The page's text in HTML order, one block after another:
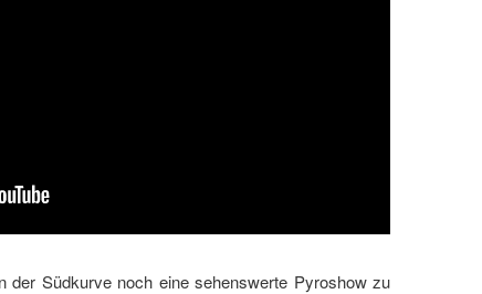
der Südkurve noch eine sehenswerte Pyroshow zu